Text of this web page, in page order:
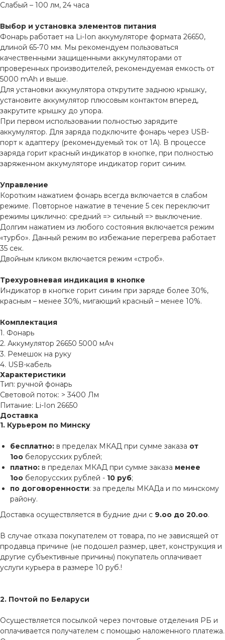
Слабый – 100 лм, 24 часа
Выбор и установка элементов питания
Фонарь работает на Li-Ion аккумуляторе формата 26650,
длиной 65-70 мм. Мы рекомендуем пользоваться
качественными защищенными аккумуляторами от
проверенных производителей, рекомендуемая емкость от
5000 mAh и выше.
Для установки аккумулятора открутите заднюю крышку,
установите аккумулятор плюсовым контактом вперед,
закрутите крышку до упора.
При первом использовании полностью зарядите
аккумулятор. Для заряда подключите фонарь через USB-
порт к адаптеру (рекомендуемый ток от 1А). В процессе
заряда горит красный индикатор в кнопке, при полностью
заряженном аккумуляторе индикатор горит синим.
Управление
Коротким нажатием фонарь всегда включается в слабом
режиме. Повторное нажатие в течение 5 сек переключит
режимы циклично: средний => сильный => выключение.
Долгим нажатием из любого состояния включается режим
«турбо». Данный режим во избежание перегрева работает
35 сек.
Двойным кликом включается режим «строб».
Трехуровневая индикация в кнопке
Индикатор в кнопке горит синим при заряде более 30%,
красным – менее 30%, мигающий красный – менее 10%.
Комплектация
1. Фонарь
2. Аккумулятор 26650 5000 мАч
3. Ремешок на руку
4. USB-кабель
Характеристики
Тип: ручной фонарь
Световой поток: > 3400 Лм
Питание: Li-Ion 26650
Доставка
1. Курьером по Минску
бесплатно: в пределах МКАД при сумме заказа от
1оо белорусских рублей;
платно: в пределах МКАД при сумме заказа менее
1оо белорусских рублей - 10 руб;
по договоренности: за пределы МКАДа и по минскому
району.
Доставка осуществляется в будние дни с 9.оо до 20.оо.
В случае отказа покупателем от товара, по не зависящей от
продавца причине (не подошел размер, цвет, конструкция и
другие субъективные причины) покупатель оплачивает
услуги курьера в размере 10 руб.!
2. Почтой по Беларуси
Осуществляется посылкой через почтовые отделения РБ и
оплачивается получателем с помощью наложенного платежа.